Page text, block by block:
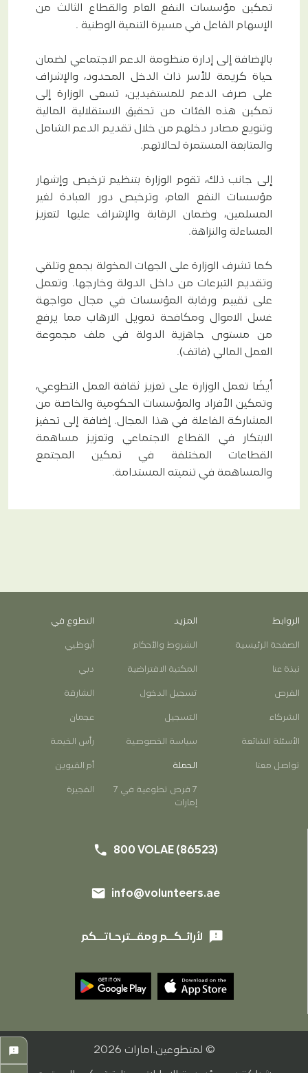
تمكين مؤسسات النفع العام والقطاع الثالث من
الإسهام الفاعل في مسيرة التنمية الوطنية .
بالإضافة إلى إدارة منظومة الدعم الاجتماعي لضمان
حياة كريمة للأسر ذات الدخل المحدود، والإشراف
على صرف الدعم للمستفيدين، تسعى الوزارة إلى
تمكين هذه الفئات من تحقيق الاستقلالية المالية
وتنويع مصادر دخلهم من خلال تقديم الدعم الشامل
والمتابعة المستمرة لحالاتهم.
إلى جانب ذلك، تقوم الوزارة بتنظيم ترخيص وإشهار
مؤسسات النفع العام، وترخيص دور العبادة لغير
المسلمين، وضمان الرقابة والإشراف عليها لتعزيز
المساءلة والنزاهة.
كما تشرف الوزارة على الجهات المخولة بجمع وتلقي
وتقديم التبرعات من داخل الدولة وخارجها. وتعمل
على تقييم ورقابة المؤسسات في مجال مواجهة
غسل الاموال ومكافحة تمويل الارهاب مما يرفع
من مستوى جاهزية الدولة في ملف مجموعة
العمل المالي (فاتف).
أيضًا تعمل الوزارة على تعزيز ثقافة العمل التطوعي،
وتمكين الأفراد والمؤسسات الحكومية والخاصة من
المشاركة الفاعلة في هذا المجال. إضافة إلى تحفيز
الابتكار في القطاع الاجتماعي وتعزيز مساهمة
القطاعات المختلفة في تمكين المجتمع
والمساهمة في تنميته المستدامة.
feedback
الروابط
الصفحة الرئيسية
نبذة عنا
الفرص
الشركاء
الأسئلة الشائعة
تواصل معنا
المزيد
الشروط والأحكام
المكتبة الافتراضية
تسجيل الدخول
التسجيل
سياسة الخصوصية
الحملة
7 فرص تطوعية في 7
إمارات
التطوع في
أبوظبي
دبي
الشارقة
عجمان
رأس الخيمة
أم القيوين
الفجيرة
phone 800 VOLAE (86523)
email info@volunteers.ae
feedback لأرائـكــم ومقــترحـاتــكم
© لمتطوعين.امارات 2026